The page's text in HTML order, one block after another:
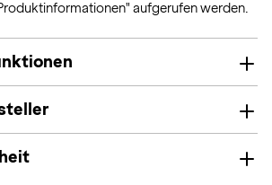
aufgerufen werden.